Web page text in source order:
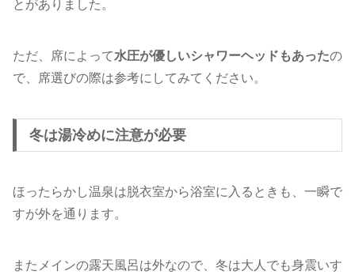
とがありました。
ただ、席によって水圧が優しいシャワーヘッドもあったの
で、席選びの際は参考にしてみてください。
冬は湯冷めに注意が必要
ほったらかし温泉は脱衣室から浴室に入るときも、一瞬で
すが外を通ります。
またメインの露天風呂は外なので、冬は大人でも身震いす